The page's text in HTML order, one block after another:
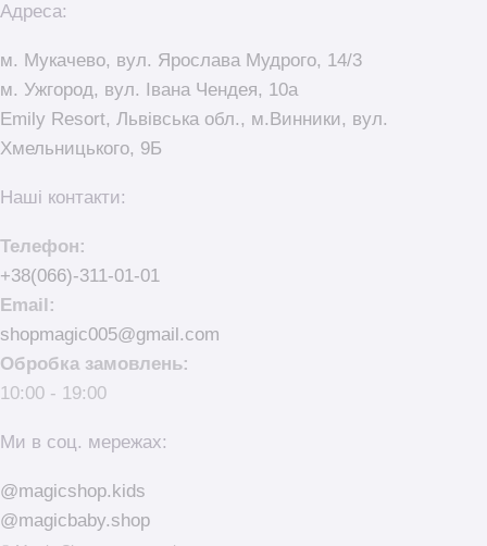
Адреса:
м. Мукачево, вул. Ярослава Мудрого, 14/3
м. Ужгород, вул. Івана Чендея, 10а
Emily Resort, Львівська обл., м.Винники, вул.
Хмельницького, 9Б
Наші контакти:
Телефон:
+38(066)-311-01-01
Email:
shopmagic005@gmail.com
Обробка замовлень:
10:00 - 19:00
Ми в соц. мережах:
@magicshop.kids
@magicbaby.shop